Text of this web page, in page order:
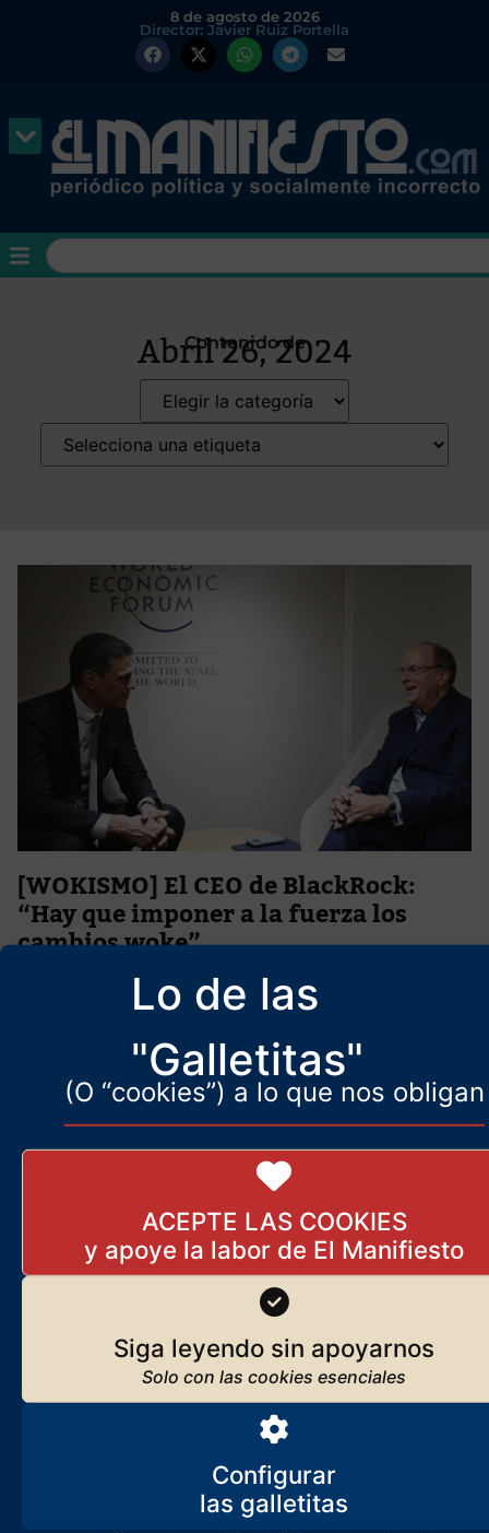
Lo de las
"Galletitas"
(O “cookies”) a lo que nos obligan
ACEPTE LAS COOKIES
Siga leyendo sin apoyarnos
Configurar
8 de agosto de 2026
Director: Javier Ruiz Portella
Contenido de
Abril 26, 2024
[WOKISMO] El CEO de BlackRock:
“Hay que imponer a la fuerza los
cambios woke”
“Hay que forzar los comportamientos de las empresas, y en